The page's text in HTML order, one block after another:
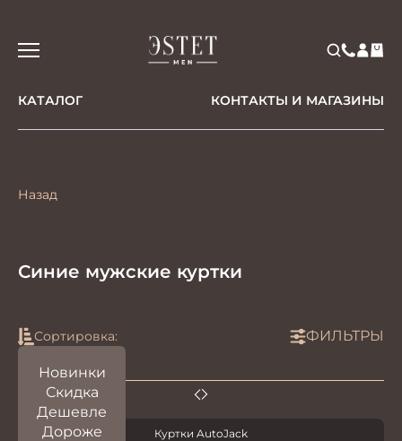
КАТАЛОГ КОНТАКТЫ И МАГАЗИНЫ
Назад
Синие мужские куртки
Сортировка:
Новинки
Скидка
Дешевле
Дороже
ФИЛЬТРЫ
Куртки AutoJack